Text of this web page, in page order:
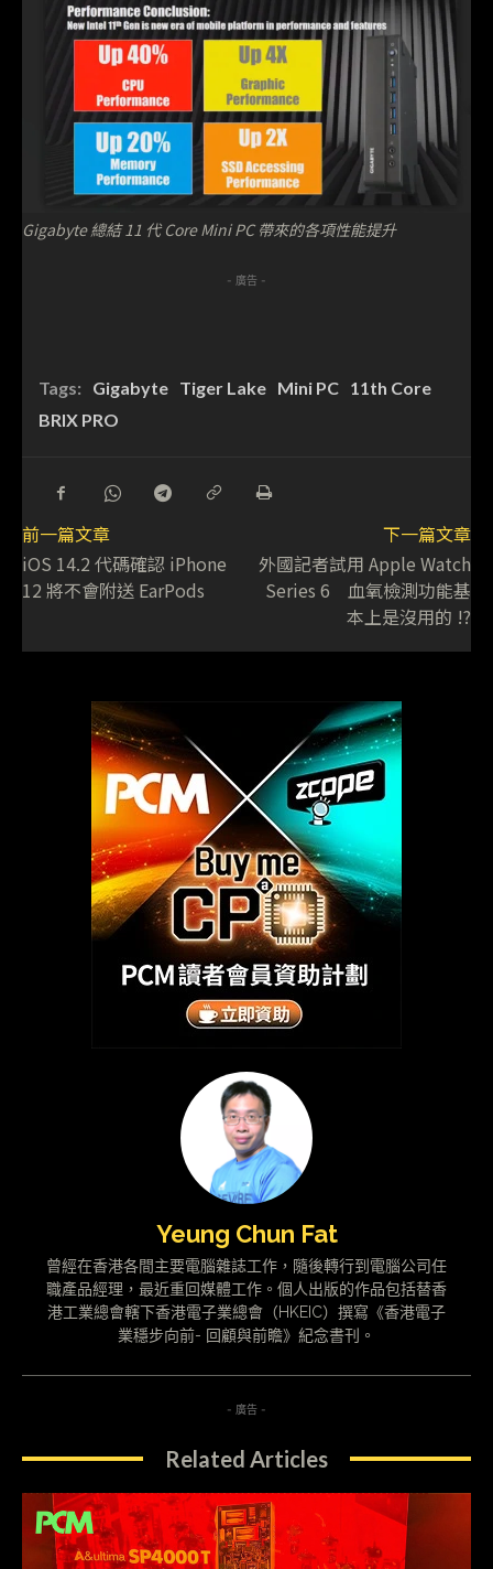
Gigabyte 總結 11 代 Core Mini PC 帶來的各項性能提升
- 廣告 -
Tags: Gigabyte Tiger Lake Mini PC 11th Core
BRIX PRO
前一篇文章
iOS 14.2 代碼確認 iPhone
12 將不會附送 EarPods
下一篇文章
外國記者試用 Apple Watch
Series 6 血氧檢測功能基
本上是沒用的 !?
Yeung Chun Fat
曾經在香港各間主要電腦雜誌工作，隨後轉行到電腦公司任
職產品經理，最近重回媒體工作。個人出版的作品包括替香
港工業總會轄下香港電子業總會（HKEIC）撰寫《香港電子
業穩步向前- 回顧與前瞻》紀念書刊。
- 廣告 -
Related Articles